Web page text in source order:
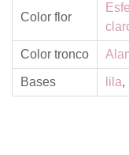
Color flor
Color tronco
Bases lila,